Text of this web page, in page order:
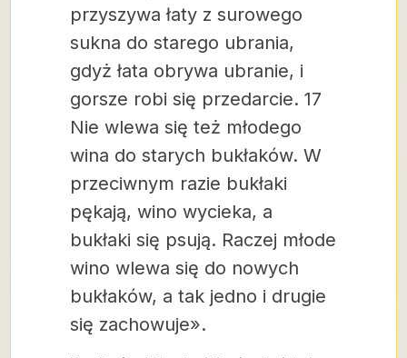
przyszywa łaty z surowego
sukna do starego ubrania,
gdyż łata obrywa ubranie, i
gorsze robi się przedarcie. 17
Nie wlewa się też młodego
wina do starych bukłaków. W
przeciwnym razie bukłaki
pękają, wino wycieka, a
bukłaki się psują. Raczej młode
wino wlewa się do nowych
bukłaków, a tak jedno i drugie
się zachowuje».